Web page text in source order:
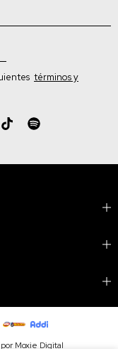
términos y
Moxie Digital